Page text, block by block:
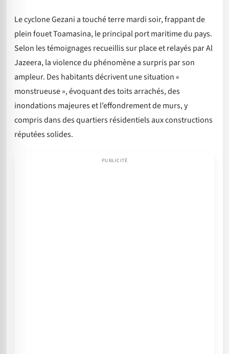
Le cyclone Gezani a touché terre mardi soir, frappant de
plein fouet Toamasina, le principal port maritime du pays.
Selon les témoignages recueillis sur place et relayés par Al
Jazeera, la violence du phénomène a surpris par son
ampleur. Des habitants décrivent une situation «
monstrueuse », évoquant des toits arrachés, des
inondations majeures et l’effondrement de murs, y
compris dans des quartiers résidentiels aux constructions
réputées solides.